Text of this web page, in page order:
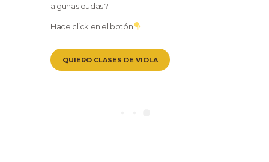
algunas dudas ?
Hace click en el botón
QUIERO CLASES DE VIOLA